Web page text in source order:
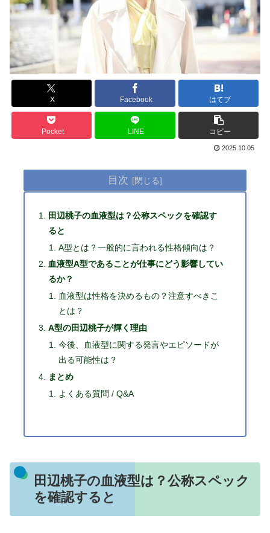
X Facebook はてブ
Pocket LINE コピー
2025.10.05
目次
田辺桃子の血液型は？公称スペックを確認す
ると
A型とは？一般的に言われる性格傾向は？
血液型A型であることが仕事にどう影響してい
るか？
血液型は性格を決めるもの？注意すべきこ
とは？
A型の田辺桃子が輝く理由
今後、血液型に関する発言やエピソードが
出る可能性は？
まとめ
よくある質問 / Q&A
田辺桃子の血液型は？公称スペック
を確認すると